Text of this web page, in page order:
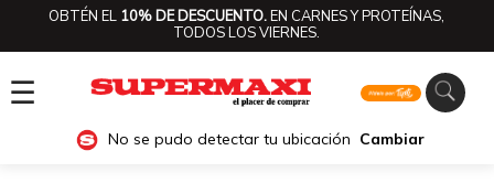
OBTÉN EL 10% DE DESCUENTO.EN CARNES Y PROTEÍNAS,
TODOS LOS VIERNES.
☰
No se pudo detectar tu ubicación Cambiar